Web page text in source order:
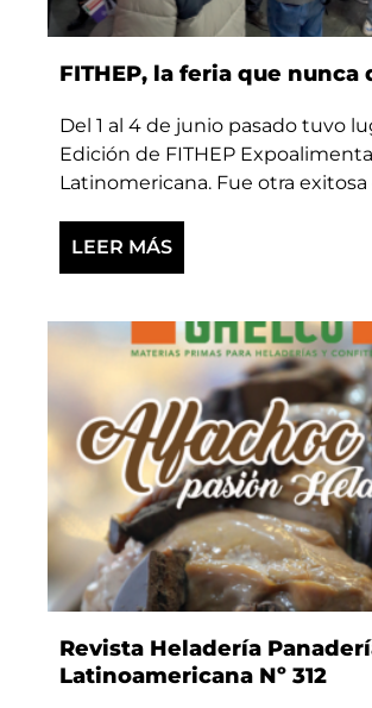
FITHEP, la feria que nunca
Del 1 al 4 de junio pasado tuvo
Edición de FITHEP
Latinomericana. Fue otra exitosa
LEER MÁS
Revista Heladería
Latinoamericana Nº 312